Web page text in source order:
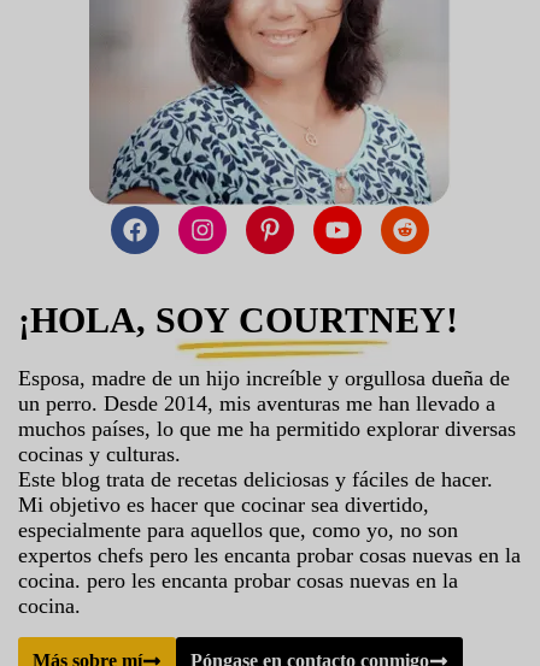
¡HOLA, SOY COURTNEY!
Esposa, madre de un hijo increíble y orgullosa dueña de
un perro. Desde 2014, mis aventuras me han llevado a
muchos países, lo que me ha permitido explorar diversas
cocinas y culturas.
Este blog trata de recetas deliciosas y fáciles de hacer.
Mi objetivo es hacer que cocinar sea divertido,
especialmente para aquellos que, como yo, no son
expertos chefs pero les encanta probar cosas nuevas en la
cocina. pero les encanta probar cosas nuevas en la
cocina.
Más sobre mí Póngase en contacto conmigo